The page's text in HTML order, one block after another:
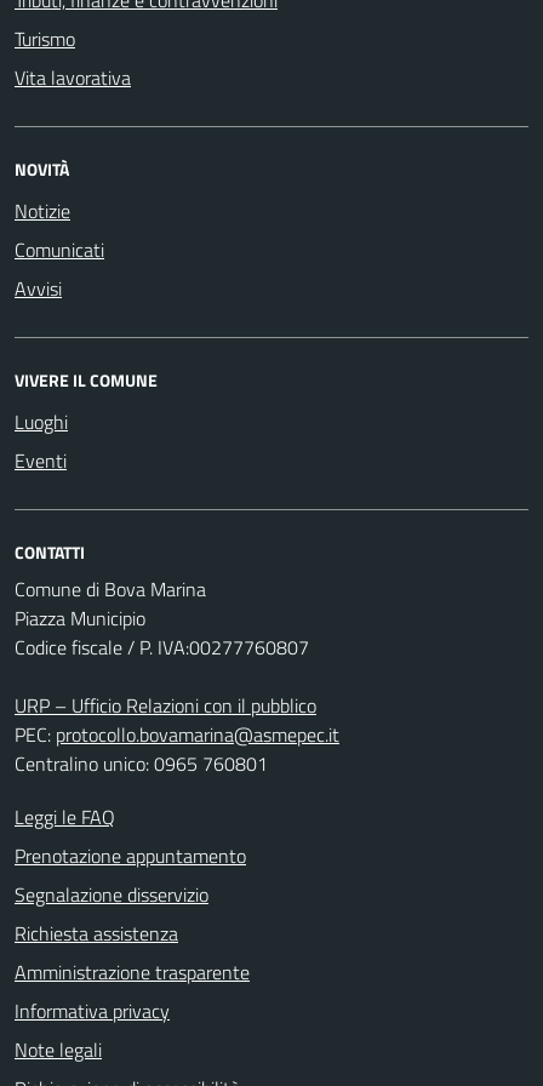
Turismo
Vita lavorativa
NOVITÀ
Notizie
Comunicati
Avvisi
VIVERE IL COMUNE
Luoghi
Eventi
CONTATTI
Comune di Bova Marina
Piazza Municipio
Codice fiscale / P. IVA:00277760807
URP – Ufficio Relazioni con il pubblico
PEC: protocollo.bovamarina@asmepec.it
Centralino unico: 0965 760801
Leggi le FAQ
Prenotazione appuntamento
Segnalazione disservizio
Richiesta assistenza
Amministrazione trasparente
Informativa privacy
Note legali